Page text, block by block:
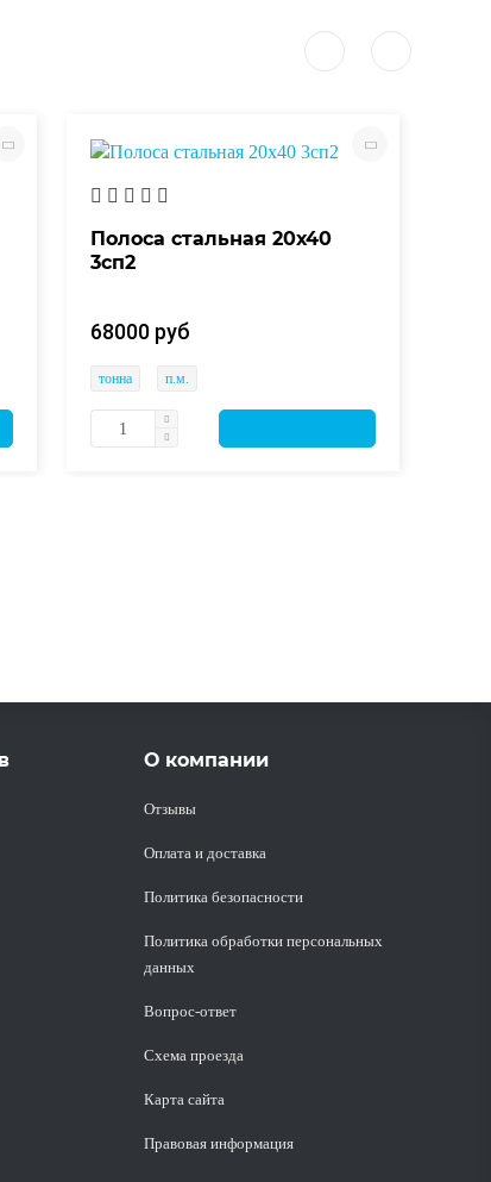
Полоса стальная 20х40
3сп2
68000 руб
тонна п.м.
О компании
Отзывы
Оплата и доставка
Политика безопасности
Политика обработки персональных
данных
Вопрос-ответ
Схема проезда
Карта сайта
Правовая информация